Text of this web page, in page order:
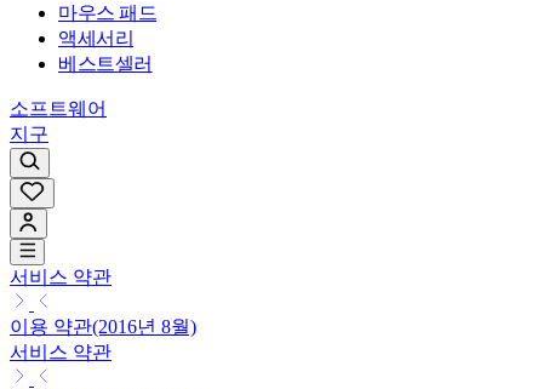
마우스 패드
액세서리
베스트셀러
소프트웨어
지구
서비스 약관
이용 약관(2016년 8월)
서비스 약관